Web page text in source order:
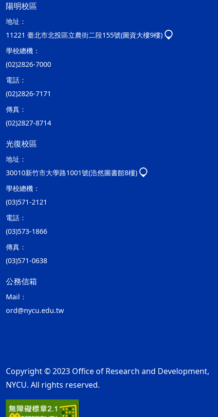
陽明校區
地址：
11221 臺北市北投區立農街二段155號(圖資大樓9樓)
學校總機：
(02)2826-7000
電話：
(02)2826-7171
傳真：
(02)2827-8714
光復校區
地址：
30010新竹市大學路1001號(浩然圖書館8樓)
學校總機：
(03)571-2121
電話：
(03)573-1866
傳真：
(03)571-0638
公務信箱
Mail：
ord@nycu.edu.tw
Copyright © 2023 Office of Research and Development,
NYCU. All rights reserved.